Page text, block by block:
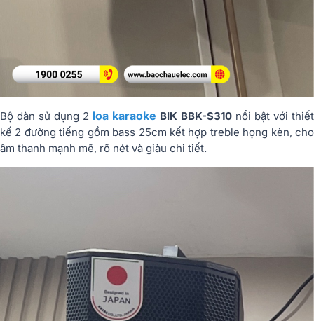
Bộ dàn sử dụng 2 loa karaoke BIK BBK-S310 nổi bật với thiết
kế 2 đường tiếng gồm bass 25cm kết hợp treble họng kèn, cho
âm thanh mạnh mẽ, rõ nét và giàu chi tiết.